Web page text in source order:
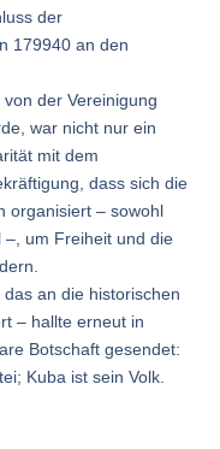
der
179940 an den
der Vereinigung
war nicht nur ein
mit dem
dass sich die
organisiert – sowohl
um Freiheit und die
an die historischen
– hallte erneut in
Botschaft gesendet:
Kuba ist sein Volk.